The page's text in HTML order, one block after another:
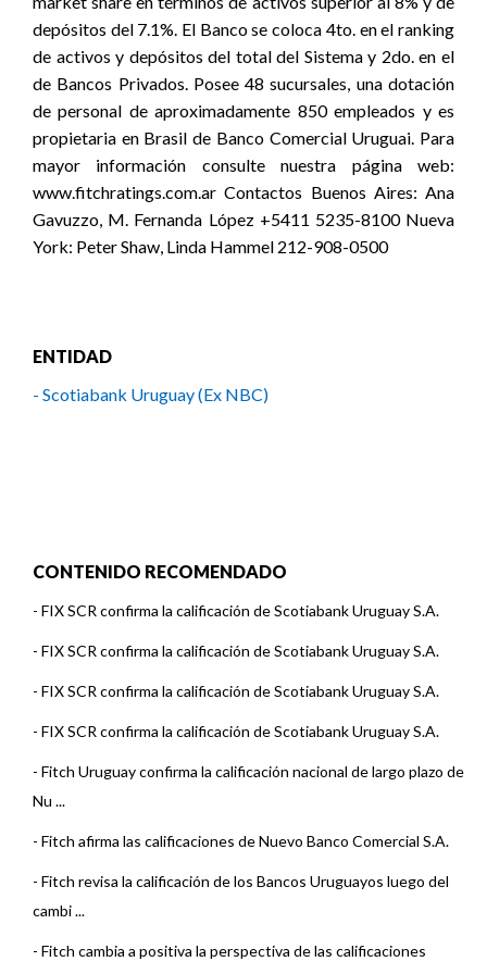
depósitos del 7.1%. El Banco se coloca 4to. en el ranking
de activos y depósitos del total del Sistema y 2do. en el
de Bancos Privados. Posee 48 sucursales, una dotación
de personal de aproximadamente 850 empleados y es
propietaria en Brasil de Banco Comercial Uruguai. Para
mayor información consulte nuestra página web:
www.fitchratings.com.ar Contactos Buenos Aires: Ana
Gavuzzo, M. Fernanda López +5411 5235-8100 Nueva
York: Peter Shaw, Linda Hammel 212-908-0500
ENTIDAD
- Scotiabank Uruguay (Ex NBC)
CONTENIDO RECOMENDADO
- FIX SCR confirma la calificación de Scotiabank Uruguay S.A.
- FIX SCR confirma la calificación de Scotiabank Uruguay S.A.
- FIX SCR confirma la calificación de Scotiabank Uruguay S.A.
- FIX SCR confirma la calificación de Scotiabank Uruguay S.A.
- Fitch Uruguay confirma la calificación nacional de largo plazo de
Nu ...
- Fitch afirma las calificaciones de Nuevo Banco Comercial S.A.
- Fitch revisa la calificación de los Bancos Uruguayos luego del
cambi ...
- Fitch cambia a positiva la perspectiva de las calificaciones